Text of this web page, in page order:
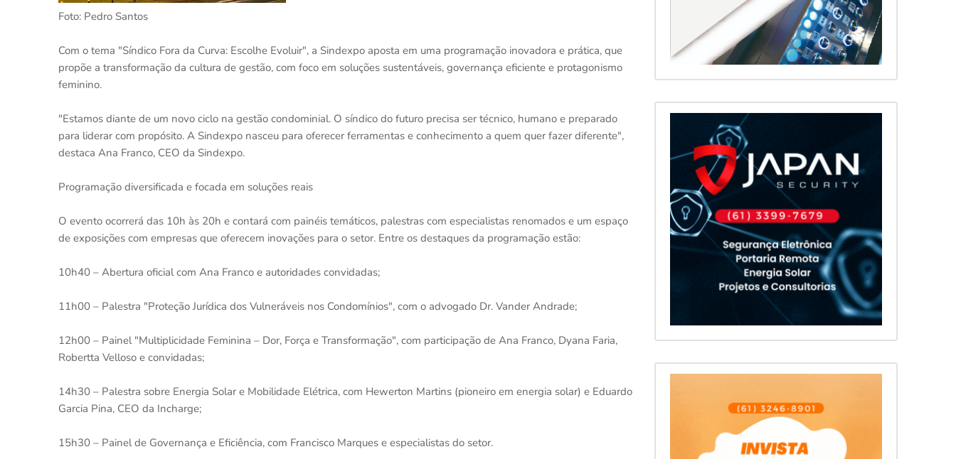
Foto: Pedro Santos
Com o tema "Síndico Fora da Curva: Escolhe Evoluir", a Sindexpo aposta em uma programação inovadora e prática, que
propõe a transformação da cultura de gestão, com foco em soluções sustentáveis, governança eficiente e protagonismo
feminino.
"Estamos diante de um novo ciclo na gestão condominial. O síndico do futuro precisa ser técnico, humano e preparado
para liderar com propósito. A Sindexpo nasceu para oferecer ferramentas e conhecimento a quem quer fazer diferente",
destaca Ana Franco, CEO da Sindexpo.
Programação diversificada e focada em soluções reais
O evento ocorrerá das 10h às 20h e contará com painéis temáticos, palestras com especialistas renomados e um espaço
de exposições com empresas que oferecem inovações para o setor. Entre os destaques da programação estão:
10h40 – Abertura oficial com Ana Franco e autoridades convidadas;
11h00 – Palestra "Proteção Jurídica dos Vulneráveis nos Condomínios", com o advogado Dr. Vander Andrade;
12h00 – Painel "Multiplicidade Feminina – Dor, Força e Transformação", com participação de Ana Franco, Dyana Faria,
Robertta Velloso e convidadas;
14h30 – Palestra sobre Energia Solar e Mobilidade Elétrica, com Hewerton Martins (pioneiro em energia solar) e Eduardo
Garcia Pina, CEO da Incharge;
15h30 – Painel de Governança e Eficiência, com Francisco Marques e especialistas do setor.